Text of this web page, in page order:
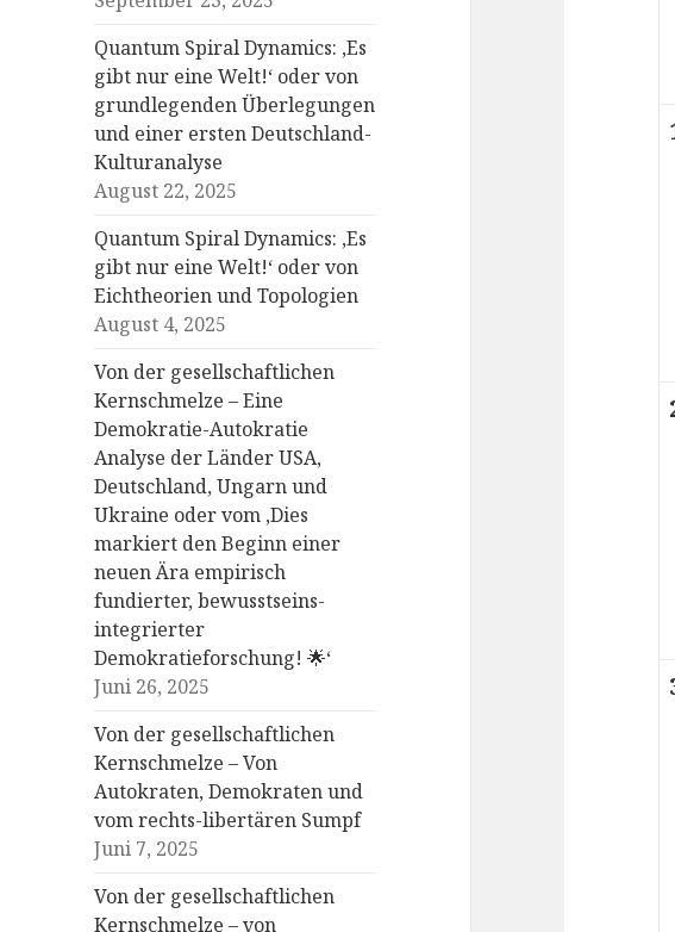
Quantum Spiral Dynamics: ‚Es
gibt nur eine Welt!‘ oder von
grundlegenden Überlegungen
und einer ersten Deutschland-
Kulturanalyse
August 22, 2025
Quantum Spiral Dynamics: ‚Es
gibt nur eine Welt!‘ oder von
Eichtheorien und Topologien
August 4, 2025
Von der gesellschaftlichen
Kernschmelze – Eine
Demokratie-Autokratie
Analyse der Länder USA,
Deutschland, Ungarn und
Ukraine oder vom ‚Dies
markiert den Beginn einer
neuen Ära empirisch
fundierter, bewusstseins-
integrierter
Demokratieforschung! 🌟‘
Juni 26, 2025
Von der gesellschaftlichen
Kernschmelze – Von
Autokraten, Demokraten und
vom rechts-libertären Sumpf
Juni 7, 2025
Von der gesellschaftlichen
Kernschmelze – von